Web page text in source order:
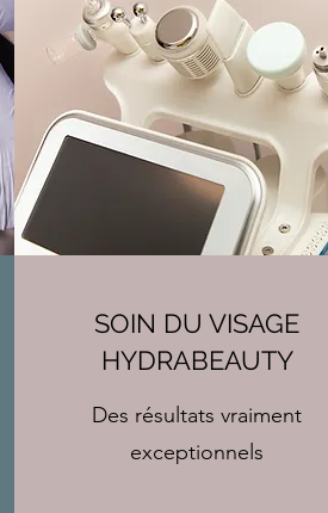
SOIN DU VISAGE
HYDRABEAUTY
Des résultats vraiment
exceptionnels